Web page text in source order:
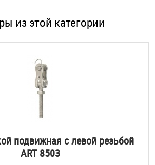
из этой категории
подвижная с левой резьбой
ART 8503